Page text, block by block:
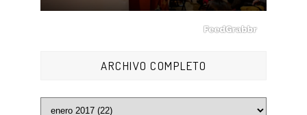
ARCHIVO COMPLETO